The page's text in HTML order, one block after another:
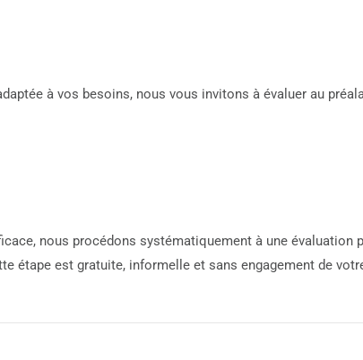
à vos besoins, nous vous invitons à évaluer au
nous procédons systématiquement à une évaluation
étape est gratuite, informelle et sans engagement de